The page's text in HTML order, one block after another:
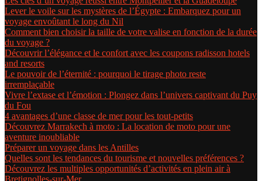
Lever le voile sur les mystères de l’Égypte : Embarquez pour un
voyage envoûtant le long du Nil
Comment bien choisir la taille de votre valise en fonction de la durée
du voyage ?
Découvrir l’élégance et le confort avec les coupons radisson hotels
and resorts
Le pouvoir de l’éternité : pourquoi le tirage photo reste
irremplaçable
Vivre l’extase et l’émotion : Plongez dans l’univers captivant du Puy
du Fou
4 avantages d’une classe de mer pour les tout-petits
Découvrez Marrakech à moto : La location de moto pour une
aventure inoubliable
Préparer un voyage dans les Antilles
Quelles sont les tendances du tourisme et nouvelles préférences ?
Découvrez les multiples opportunités d’activités en plein air à
Bretignolles-sur-Mer